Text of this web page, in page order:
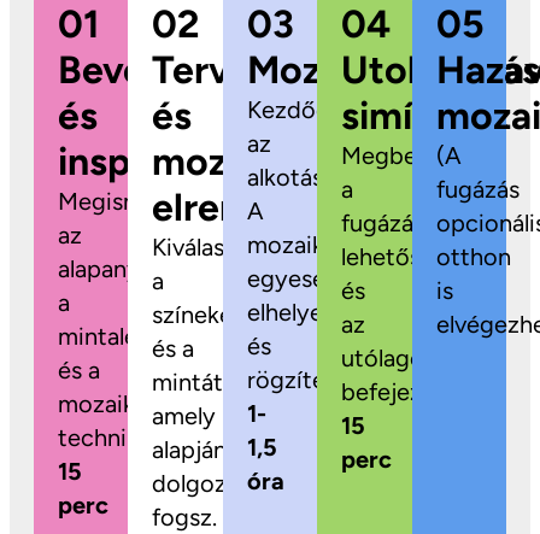
01
Bevezetés
és
inspiráció
Megismerkedsz
az
alapanyagokkal,
a
mintalehetőségekkel
és a
mozaikozás
technikájával.
15
perc
02
Tervezés
és
mozaikok
elrendezése
Kiválaszthatod
a
színeket
és a
mintát,
amely
alapján
dolgozni
fogsz.
03
Mozaikragasztás
Kezdődhet
az
alkotás!
A
mozaikdarabokat
egyesével
elhelyezed
és
rögzíted.
1-
1,5
óra
04
Utolsó
simítások
Megbeszéljük
a
fugázási
lehetőségeket
és
az
utólagos
befejezést.
15
perc
05
(A
fugázás
otthon
is